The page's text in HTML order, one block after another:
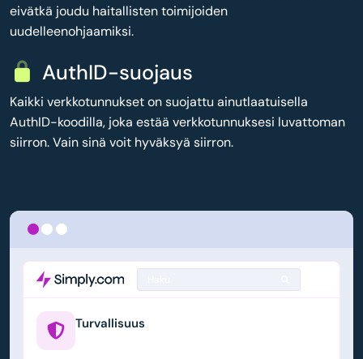
eivätkä joudu haitallisten toimijoiden
uudelleenohjaamiksi.
AuthID-suojaus
Kaikki verkkotunnukset on suojattu ainutlaatuisella
AuthID-koodilla, joka estää verkkotunnuksesi luvattoman
siirron. Vain sinä voit hyväksyä siirron.
Turvallisuus